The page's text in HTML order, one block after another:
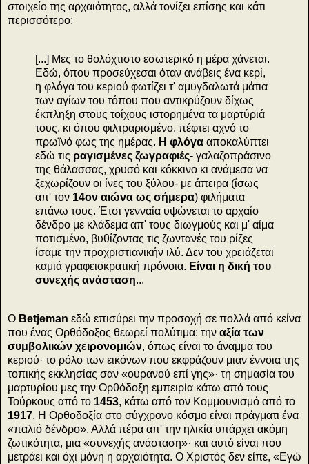
στοιχείο της αρχαιότητος, αλλά τονίζει επίσης και κάτι
περισσότερο:
[...] Μες το θολόχτιστο εσωτερικό η μέρα χάνεται.
Εδώ, όπου προσεύχεσαι όταν ανάβεις ένα κερί,
η φλόγα του κεριού φωτίζει τ' αμυγδαλωτά μάτια
των αγίων του τόπου που αντικρύζουν δίχως
έκπληξη στους τοίχους ιστορημένα τα μαρτύριά
τους, κι όπου φιλτραρισμένο, πέφτει αχνό το
πρωϊνό φως της ημέρας. Η φλόγα αποκαλύπτει
εδώ τις ραγισμένες ζωγραφιές- γαλαζοπράσινο
της θάλασσας, χρυσό και κόκκινο κι ανάμεσα να
ξεχωρίζουν οι ίνες του ξύλου- με άπειρα (ίσως
απ' τον 14ον αιώνα ως σήμερα) φιλήματα
επάνω τους. Έτσι γενναία υψώνεται το αρχαίο
δένδρο με κλάδεμα απ' τους διωγμούς και μ' αίμα
ποτισμένο, βυθίζοντας τις ζωντανές του ρίζες
ίσαμε την προχριστιανικήν ιλύ. Δεν του χρειάζεται
καμιά γραφειοκρατική πρόνοια. Είναι η δική του
συνεχής ανάσταση...
Ο Betjeman εδώ επισύρει την προσοχή σε πολλά από κείνα
που ένας Ορθόδοξος θεωρεί πολύτιμα: την αξία των
συμβολικών χειρονομιών, όπως είναι το άναμμα του
κεριού· το ρόλο των εικόνων που εκφράζουν μιαν έννοια της
τοπικής εκκλησίας σαν «ουρανού επί γης»· τη σημασία του
μαρτυρίου μες την Ορθόδοξη εμπειρία κάτω από τους
Τούρκους από το 1453, κάτω από τον Κομμουνισμό από το
1917. Η Ορθοδοξία στο σύγχρονο κόσμο είναι πράγματι ένα
«παλιό δένδρο». Αλλά πέρα απ' την ηλικία υπάρχει ακόμη
ζωτικότητα, μια «συνεχής ανάσταση»· και αυτό είναι που
μετράει και όχι μόνη η αρχαιότητα. Ο Χριστός δεν είπε, «Εγώ